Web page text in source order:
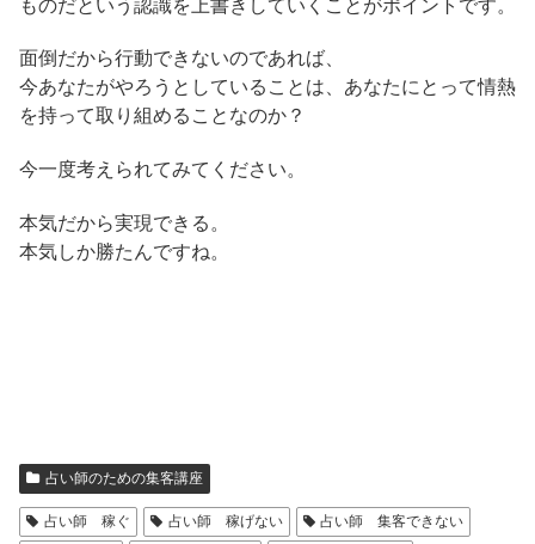
ものだという認識を上書きしていくことがポイントです。
面倒だから行動できないのであれば、
今あなたがやろうとしていることは、あなたにとって情熱
を持って取り組めることなのか？
今一度考えられてみてください。
本気だから実現できる。
本気しか勝たんですね。
占い師のための集客講座
占い師 稼ぐ 占い師 稼げない
占い師 集客できない